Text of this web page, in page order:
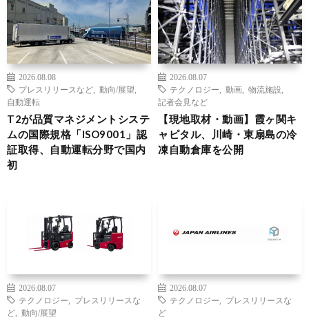
2026.08.08
プレスリリースなど
動向/展望
自動運転
T2が品質マネジメントシステ
ムの国際規格「ISO9001」認
証取得、自動運転分野で国内
初
2026.08.07
テクノロジー
動画 物流施設
記者会見など
【現地取材・動画】霞ヶ関キ
ャピタル、川崎・東扇島の冷
凍自動倉庫を公開
2026.08.07
テクノロジー
プレスリリースな
ど
動向/展望
2026.08.07
テクノロジー
プレスリリースな
ど